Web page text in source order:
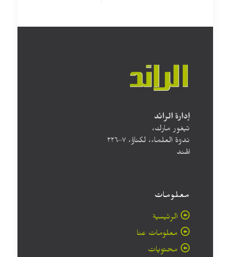
إدارة الرائد
تيغور مارك،
ندوة العلماء، لكناؤ، ۲۲٦۰۰۷
الهند
معلومات
الرئيسية
معلومات عنا
محتويات